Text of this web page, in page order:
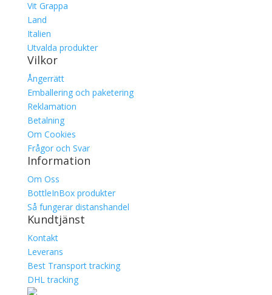
Vit Grappa
Land
Italien
Utvalda produkter
Vilkor
Ångerrätt
Emballering och paketering
Reklamation
Betalning
Om Cookies
Frågor och Svar
Information
Om Oss
BottleInBox produkter
Så fungerar distanshandel
Kundtjänst
Kontakt
Leverans
Best Transport tracking
DHL tracking